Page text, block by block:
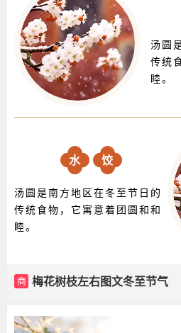
汤圆
传统
睦。
水 饺
汤圆是南方地区在冬至节日的
传统食物，它寓意着团圆和和
睦。
商 梅花树枝左右图文冬至节气